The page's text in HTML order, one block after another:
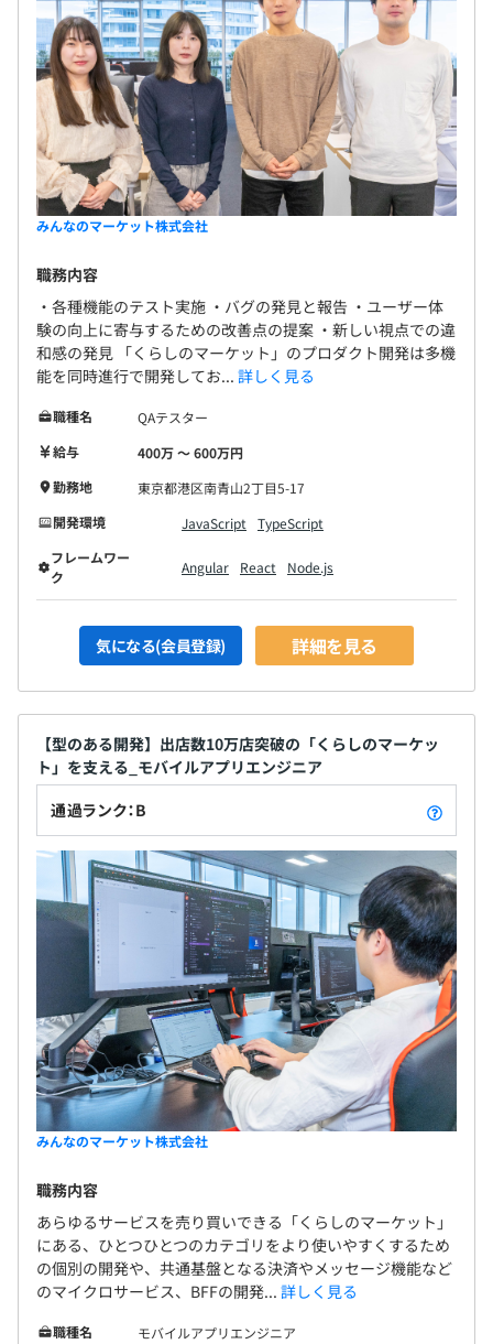
みんなのマーケット株式会社
職務内容
・各種機能のテスト実施 ・バグの発見と報告 ・ユーザー体
験の向上に寄与するための改善点の提案 ・新しい視点での違
和感の発見 「くらしのマーケット」のプロダクト開発は多機
能を同時進行で開発してお... 詳しく見る
職種名
QAテスター
給与
400万 〜 600万円
勤務地
東京都港区南青山2丁目5-17
開発環境
JavaScript TypeScript
フレームワー
ク
Angular React Node.js
気になる(会員登録) 詳細を見る
【型のある開発】出店数10万店突破の「くらしのマーケッ
ト」を支える_モバイルアプリエンジニア
通過ランク：B
みんなのマーケット株式会社
職務内容
あらゆるサービスを売り買いできる「くらしのマーケット」
にある、ひとつひとつのカテゴリをより使いやすくするため
の個別の開発や、共通基盤となる決済やメッセージ機能など
のマイクロサービス、BFFの開発... 詳しく見る
職種名
モバイルアプリエンジニア